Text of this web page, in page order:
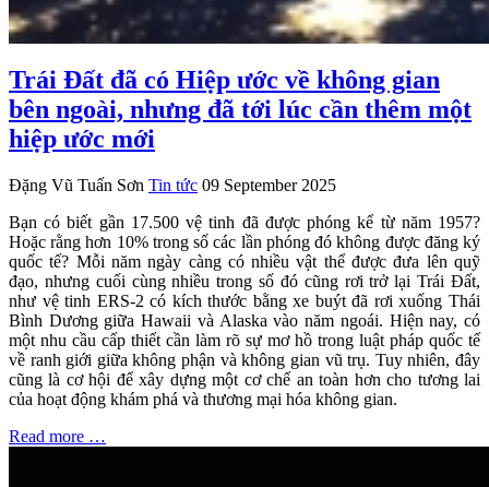
Trái Đất đã có Hiệp ước về không gian
bên ngoài, nhưng đã tới lúc cần thêm một
hiệp ước mới
Đặng Vũ Tuấn Sơn Tin tức 09 September 2025
Bạn có biết gần 17.500 vệ tinh đã được phóng kể từ năm 1957?
Hoặc rằng hơn 10% trong số các lần phóng đó không được đăng ký
quốc tế? Mỗi năm ngày càng có nhiều vật thể được đưa lên quỹ
đạo, nhưng cuối cùng nhiều trong số đó cũng rơi trở lại Trái Đất,
như vệ tinh ERS-2 có kích thước bằng xe buýt đã rơi xuống Thái
Bình Dương giữa Hawaii và Alaska vào năm ngoái. Hiện nay, có
một nhu cầu cấp thiết cần làm rõ sự mơ hồ trong luật pháp quốc tế
về ranh giới giữa không phận và không gian vũ trụ. Tuy nhiên, đây
cũng là cơ hội để xây dựng một cơ chế an toàn hơn cho tương lai
của hoạt động khám phá và thương mại hóa không gian.
Read more …